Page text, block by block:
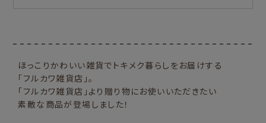
ほっこりかわいい雑貨でトキメク暮らしをお届けする
「フルカワ雑貨店」。
「フルカワ雑貨店」より贈り物にお使いいただきたい
素敵な商品が登場しました！